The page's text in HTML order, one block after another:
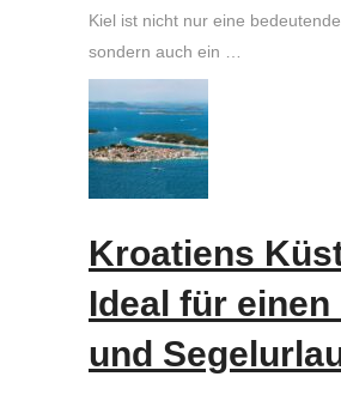
Kiel ist nicht nur eine
sondern auch ein …
Kroatiens
Ideal für einen
und